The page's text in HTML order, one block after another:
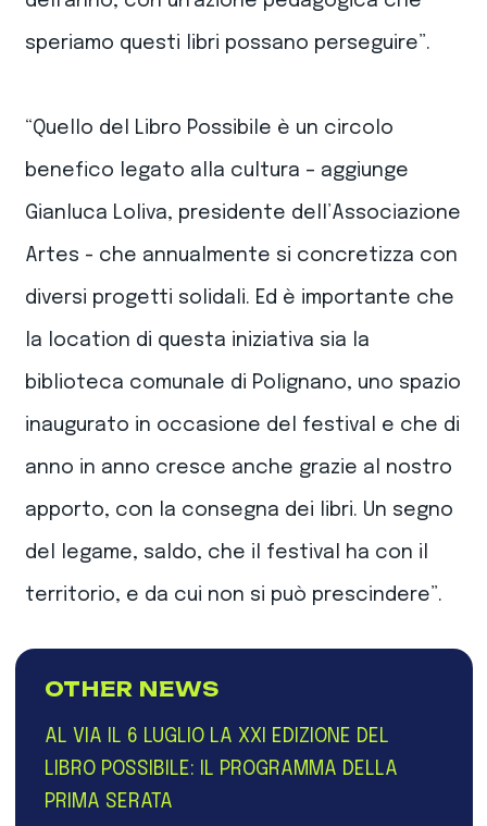
speriamo questi libri possano perseguire”.
“Quello del Libro Possibile è un circolo
benefico legato alla cultura – aggiunge
Gianluca Loliva, presidente dell’Associazione
Artes - che annualmente si concretizza con
diversi progetti solidali. Ed è importante che
la location di questa iniziativa sia la
biblioteca comunale di Polignano, uno spazio
inaugurato in occasione del festival e che di
anno in anno cresce anche grazie al nostro
apporto, con la consegna dei libri. Un segno
del legame, saldo, che il festival ha con il
territorio, e da cui non si può prescindere”.
OTHER NEWS
AL VIA IL 6 LUGLIO LA XXI EDIZIONE DEL
LIBRO POSSIBILE: IL PROGRAMMA DELLA
PRIMA SERATA